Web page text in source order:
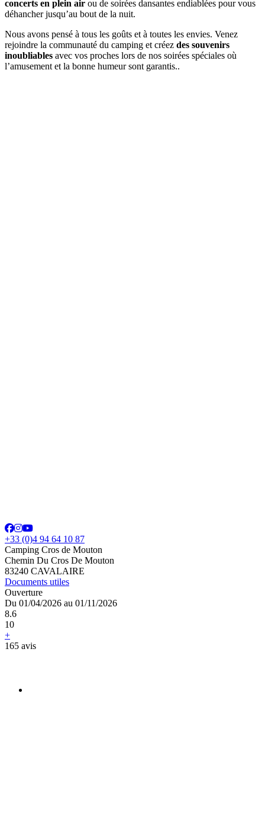
concerts en plein air ou de soirées dansantes endiablées pour vous
déhancher jusqu’au bout de la nuit.
Nous avons pensé à tous les goûts et à toutes les envies. Venez
rejoindre la communauté du camping et créez des souvenirs
inoubliables avec vos proches lors de nos soirées spéciales où
l’amusement et la bonne humeur sont garantis..
+33 (0)4 94 64 10 87
Camping Cros de Mouton
Chemin Du Cros De Mouton
83240 CAVALAIRE
Documents utiles
Ouverture
Du 01/04/2026 au 01/11/2026
8.6
10
+
165 avis